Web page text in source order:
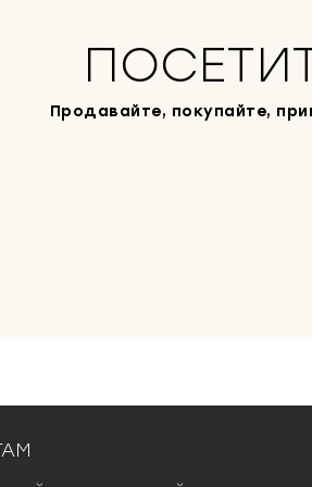
Продавайте, покупайте,